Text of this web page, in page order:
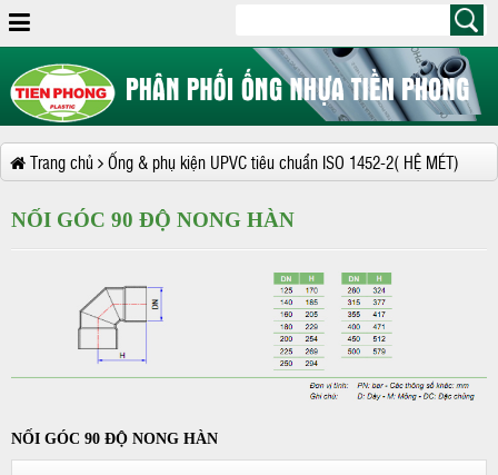
Trang chủ Ống & phụ kiện UPVC tiêu chuẩn ISO 1452-2( HỆ MÉT)
NỐI GÓC 90 ĐỘ NONG HÀN
NỐI GÓC 90 ĐỘ NONG HÀN